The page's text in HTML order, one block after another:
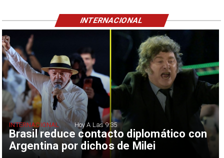
Brasil reduce contacto diplomático con
Argentina por dichos de Milei
INTERNACIONAL Hoy A Las 9:35
INTERNACIONAL